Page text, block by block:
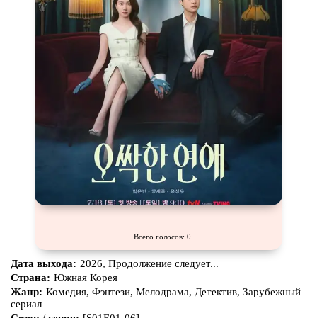
Всего голосов: 0
Дата выхода: 2026, Продолжение следует...
Страна: Южная Корея
Жанр: Комедия, Фэнтези, Мелодрама, Детектив, Зарубежный
сериал